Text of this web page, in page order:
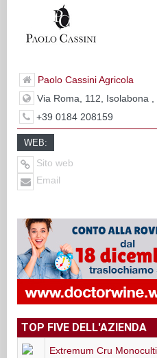
Paolo Cassini Agricola
Via Roma, 112, Isolabona
+39 0184 208159
WEB:
Sito web
Email
TOP FIVE DELL'AZIENDA
Extremum Cru